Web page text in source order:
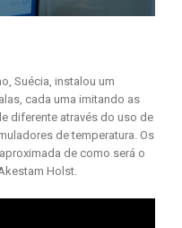
Suécia, instalou um
cada uma imitando as
diferente através do uso de
de temperatura. Os
de como será o
Holst.